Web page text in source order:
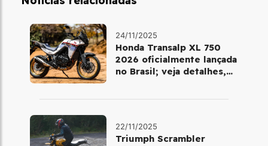
24/11/2025
Honda Transalp XL 750
2026 oficialmente lançada
no Brasil; veja detalhes,
22/11/2025
Triumph Scrambler